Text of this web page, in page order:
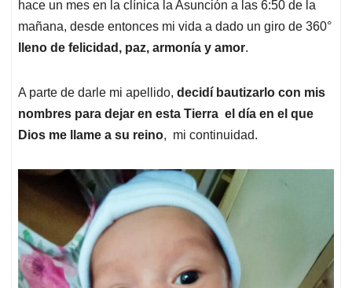
hace un mes en la clínica la Asunción a las 6:50 de la
mañana, desde entonces mi vida a dado un giro de 360°
lleno de felicidad, paz, armonía y amor.
A parte de darle mi apellido, decidí bautizarlo con mis
nombres para dejar en esta Tierra el día en el que
Dios me llame a su reino, mi continuidad.